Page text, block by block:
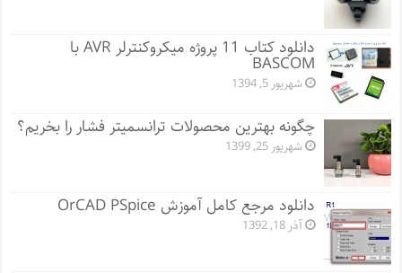
دانلود کتاب 11 پروژه میکروکنترلر AVR با
BASCOM
شهریور 5, 1394
چگونه بهترین محصولات ترانسمیتر فشار را بخریم؟
شهریور 25, 1399
دانلود مرجع کامل آموزش OrCAD PSpice
آذر 18, 1392